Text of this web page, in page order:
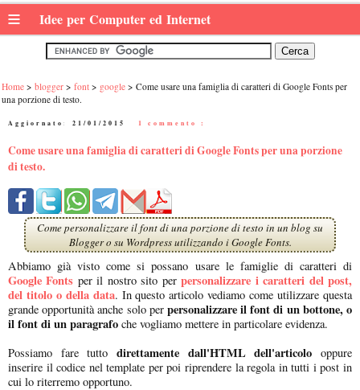
≡ Idee per Computer ed Internet
Home blogger font google
Come usare una famiglia di caratteri di Google Fonts per
una porzione di testo.
Aggiornato: 21/01/2015 1 commento :
Come usare una famiglia di caratteri di Google Fonts per una porzione
di testo.
Come personalizzare il font di una porzione di testo in un blog su
Blogger o su Wordpress utilizzando i Google Fonts.
Abbiamo già visto come si possano usare le famiglie di caratteri di
Google Fonts per il nostro sito perpersonalizzare i caratteri del post,
del titolo o della data. In questo articolo vediamo come utilizzare questa
grande opportunità anche solo per personalizzare il font di un bottone, o
il font di un paragrafo che vogliamo mettere in particolare evidenza.
Possiamo fare tutto direttamente dall'HTML dell'articolo oppure
inserire il codice nel template per poi riprendere la regola in tutti i post in
cui lo riterremo opportuno.